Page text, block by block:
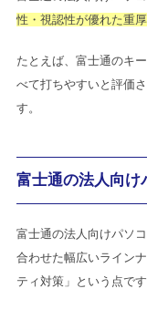
性・視認性が優れた重
たとえば、富士通のキ
べて打ちやすいと評価
す。
富士通の法人向け
富士通の法人向けパソ
合わせた幅広いライン
ティ対策」という点です